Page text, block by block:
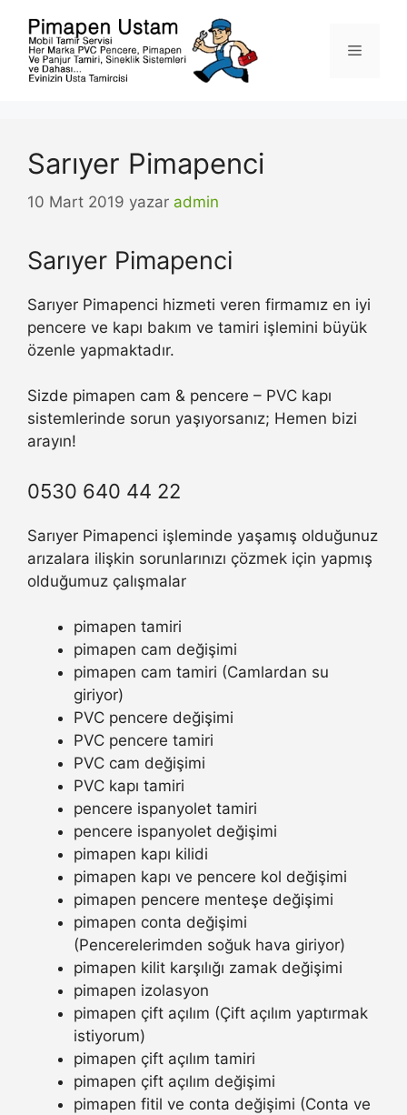
Menü
Sarıyer Pimapenci
10 Mart 2019 yazar admin
Sarıyer Pimapenci
Sarıyer Pimapenci hizmeti veren firmamız en iyi
pencere ve kapı bakım ve tamiri işlemini büyük
özenle yapmaktadır.
Sizde pimapen cam & pencere – PVC kapı
sistemlerinde sorun yaşıyorsanız; Hemen bizi
arayın!
0530 640 44 22
Sarıyer Pimapenci işleminde yaşamış olduğunuz
arızalara ilişkin sorunlarınızı çözmek için yapmış
olduğumuz çalışmalar
pimapen tamiri
pimapen cam değişimi
pimapen cam tamiri (Camlardan su
giriyor)
PVC pencere değişimi
PVC pencere tamiri
PVC cam değişimi
PVC kapı tamiri
pencere ispanyolet tamiri
pencere ispanyolet değişimi
pimapen kapı kilidi
pimapen kapı ve pencere kol değişimi
pimapen pencere menteşe değişimi
pimapen conta değişimi
(Pencerelerimden soğuk hava giriyor)
pimapen kilit karşılığı zamak değişimi
pimapen izolasyon
pimapen çift açılım (Çift açılım yaptırmak
istiyorum)
pimapen çift açılım tamiri
pimapen çift açılım değişimi
pimapen fitil ve conta değişimi (Conta ve